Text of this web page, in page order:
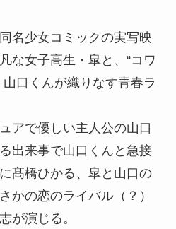
名少女コミックの実写映
な女子高生・皐と、“コワ
口くんが織りなす青春ラ
アで優しい主人公の山口
出来事で山口くんと急接
髙橋ひかる、皐と山口の
かの恋のライバル（？）
が演じる。